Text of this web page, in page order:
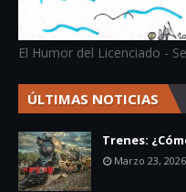
El Humor del Licenciado -
ÚLTIMAS NOTICIAS
Trenes:
Marzo 23, 2026